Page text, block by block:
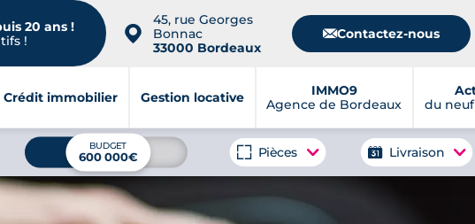
20 ans !
!
📍
45, rue Georges
Bonnac
33000 Bordeaux
📧Contactez-nous
Crédit immobilier Gestion locative
IMMO9
Agence de Bordeaux
du
BUDGET
600 000€ Pièces Livraison